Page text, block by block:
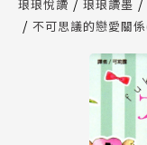
【公告】琅琅
琅琅悅讀 琅琅讀墨
不可思議的戀愛關